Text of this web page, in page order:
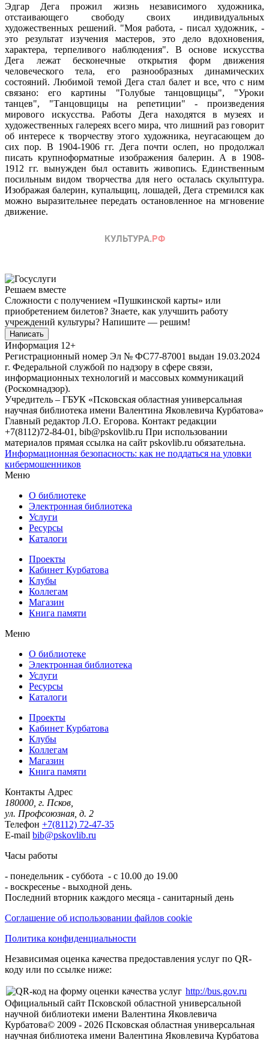
Эдгар Дега прожил жизнь независимого художника,
отстаивающего свободу своих индивидуальных
художественных решений. "Моя работа, - писал художник, -
это результат изучения мастеров, это дело вдохновения,
характера, терпеливого наблюдения". В основе искусства
Дега лежат бесконечные открытия форм движения
человеческого тела, его разнообразных динамических
состояний. Любимой темой Дега стал балет и все, что с ним
связано: его картины "Голубые танцовщицы", "Уроки
танцев", "Танцовщицы на репетиции" - произведения
мирового искусства. Работы Дега находятся в музеях и
художественных галереях всего мира, что лишний раз говорит
об интересе к творчеству этого художника, неугасающем до
сих пор. В 1904-1906 гг. Дега почти ослеп, но продолжал
писать крупноформатные изображения балерин. А в 1908-
1912 гг. вынужден был оставить живопись. Единственным
посильным видом творчества для него осталась скульптура.
Изображая балерин, купальщиц, лошадей, Дега стремился как
можно выразительнее передать остановленное на мгновение
движение.
Решаем вместе
Сложности с получением «Пушкинской карты» или
приобретением билетов? Знаете, как улучшить работу
учреждений культуры? Напишите — решим!
Написать
Информация 12+
Регистрационный номер Эл № ФС77-87001 выдан 19.03.2024
г. Федеральной службой по надзору в сфере связи,
информационных технологий и массовых коммуникаций
(Роскомнадзор).
Учредитель – ГБУК «Псковская областная универсальная
научная библиотека имени Валентина Яковлевича Курбатова»
Главный редактор Л.О. Егорова. Контакт редакции
+7(8112)72-84-01, bib@pskovlib.ru При использовании
материалов прямая ссылка на сайт pskovlib.ru обязательна.
Информационная безопасность: как не поддаться на уловки
кибермошенников
Меню
О библиотеке
Электронная библиотека
Услуги
Ресурсы
Каталоги
Проекты
Кабинет Курбатова
Клубы
Коллегам
Магазин
Книга памяти
Меню
О библиотеке
Электронная библиотека
Услуги
Ресурсы
Каталоги
Проекты
Кабинет Курбатова
Клубы
Коллегам
Магазин
Книга памяти
Контакты Адрес
180000, г. Псков,
ул. Профсоюзная, д. 2
Телефон +7(8112) 72-47-35
E-mail bib@pskovlib.ru
Часы работы
- понедельник - суббота - с 10.00 до 19.00
- воскресенье - выходной день.
Последний вторник каждого месяца - санитарный день
Соглашение об использовании файлов cookie
Политика конфиденциальности
Независимая оценка качества предоставления услуг по QR-
коду или по ссылке ниже:
http://bus.gov.ru
Официальный сайт Псковской областной универсальной
научной библиотеки имени Валентина Яковлевича
Курбатова© 2009 - 2026 Псковская областная универсальная
научная библиотека имени Валентина Яковлевича Курбатова